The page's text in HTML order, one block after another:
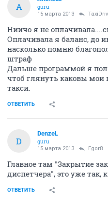
A
guru
15 марта 2013
Ниичо я не
Оплачивала я баланс, до
насколько помню
штраф
Дальше программой я
чтоб глянуть каковы мои
такси.
ОТВЕТИТЬ
D
DenzeL
guru
15 марта 2013 Egor8
Главное там "Закрытие
диспетчера", это уже так,
ОТВЕТИТЬ